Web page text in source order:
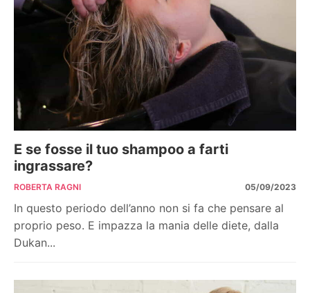
E se fosse il tuo shampoo a farti
ingrassare?
ROBERTA RAGNI 05/09/2023
In questo periodo dell’anno non si fa che pensare al
proprio peso. E impazza la mania delle diete, dalla
Dukan...